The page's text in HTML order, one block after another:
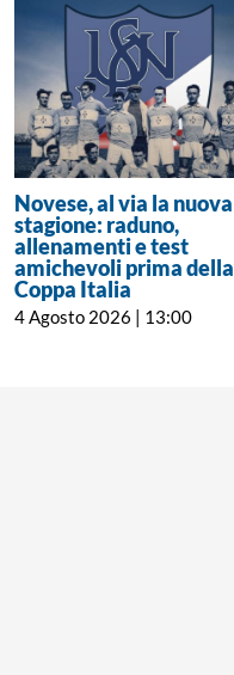
Novese, al via la nuova
stagione: raduno,
allenamenti e test
amichevoli prima della
Coppa Italia
4 Agosto 2026 | 13:00